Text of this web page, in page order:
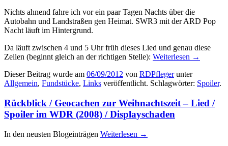
Nichts ahnend fahre ich vor ein paar Tagen Nachts über die
Autobahn und Landstraßen gen Heimat. SWR3 mit der ARD Pop
Nacht läuft im Hintergrund.
Da läuft zwischen 4 und 5 Uhr früh dieses Lied und genau diese
Zeilen (beginnt gleich an der richtigen Stelle): Weiterlesen →
Dieser Beitrag wurde am 06/09/2012 von RDPflegerunter
Allgemein, Fundstücke, Links veröffentlicht. Schlagwörter: Spoiler.
Rückblick / Geocachen zur Weihnachtszeit – Lied /
Spoiler im WDR (2008) / Displayschaden
In den neusten Blogeinträgen Weiterlesen →